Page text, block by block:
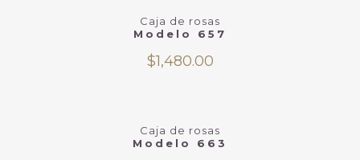
Caja de rosas
Modelo 657
$1,480.00
Caja de rosas
Modelo 663